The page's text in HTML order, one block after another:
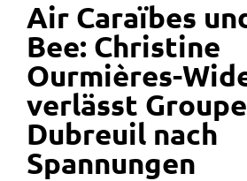
Air Caraïbes
Bee: Christine
Ourmières-
verlässt Groupe
Dubreuil nach
Spannungen